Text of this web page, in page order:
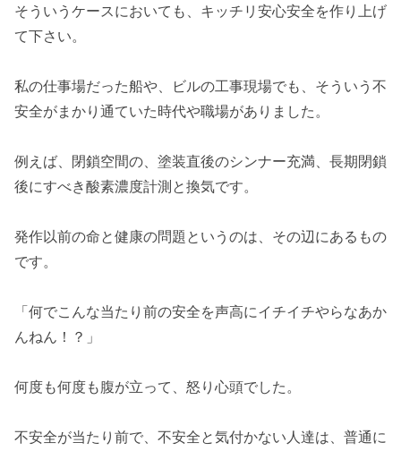
そういうケースにおいても、キッチリ安心安全を作り上げ
て下さい。
私の仕事場だった船や、ビルの工事現場でも、そういう不
安全がまかり通ていた時代や職場がありました。
例えば、閉鎖空間の、塗装直後のシンナー充満、長期閉鎖
後にすべき酸素濃度計測と換気です。
発作以前の命と健康の問題というのは、その辺にあるもの
です。
「何でこんな当たり前の安全を声高にイチイチやらなあか
んねん！？」
何度も何度も腹が立って、怒り心頭でした。
不安全が当たり前で、不安全と気付かない人達は、普通に